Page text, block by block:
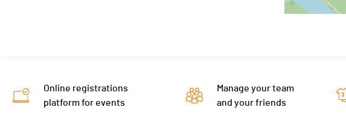
Online registrations
platform for events
Manage your team
and your friends